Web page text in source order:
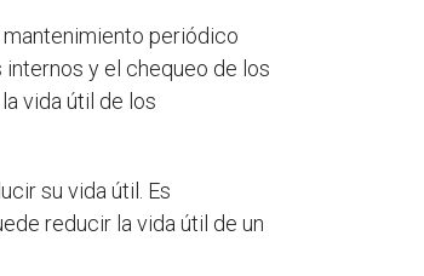
periódico
y el chequeo de los
vida útil de los
su vida útil. Es
reducir la vida útil de un